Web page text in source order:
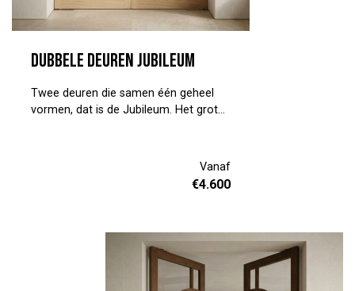
Dubbele deuren Jubileum
Twee deuren die samen één geheel
vormen, dat is de Jubileum. Het grote
kwijtraakt. De strakke sierlijsten aan de
zijkanten en het paneel onderin geven
de deur karakter. Tijdloos, en mooi in
warmte. Glas geeft ruimte. Een
combinatie die gewoon klopt. Vraag
Vanaf
€4.600